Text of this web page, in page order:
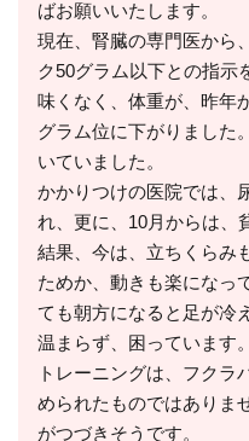
ばお願いいたします。
現在、腎臓の専門医から
ク50グラム以下との指示
味くなく、体重が、昨年
グラム位に下がりました
いていました。
かかりつけの医院では、
れ、更に、10月からは、
結果、今は、立ちくらみ
ためか、動きも楽になっ
ても朝方になると足が冷
温まらず、困っています。
トレーニングは、フクラ
められたものではありま
がつづきそうです。